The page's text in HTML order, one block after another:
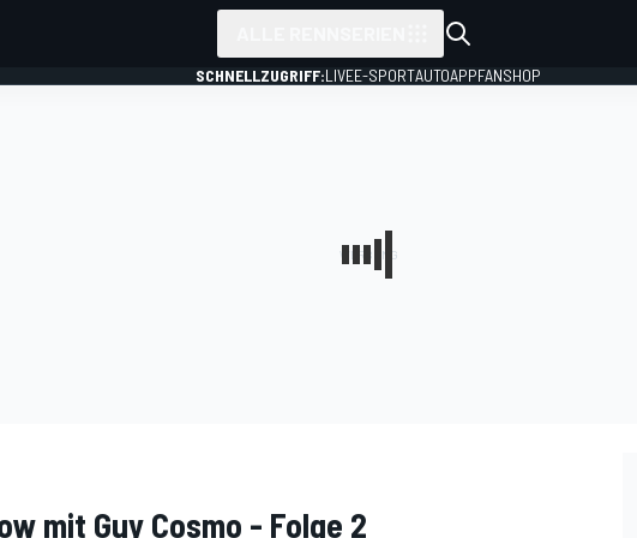
SCHNELLZUGRIFF:LIVEE-SPORTAUTOAPPFANSHOP
mit Guy Cosmo - Folge 2